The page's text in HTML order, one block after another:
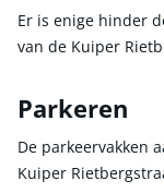
Er is enige hinder
van de Kuiper
Parkeren
De parkeervakken
Kuiper